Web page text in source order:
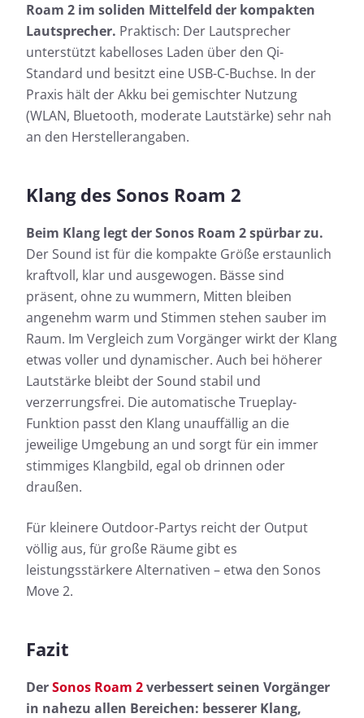
Roam 2 im soliden Mittelfeld der kompakten
Lautsprecher. Praktisch: Der Lautsprecher
unterstützt kabelloses Laden über den Qi-
Standard und besitzt eine USB-C-Buchse. In der
Praxis hält der Akku bei gemischter Nutzung
(WLAN, Bluetooth, moderate Lautstärke) sehr nah
an den Herstellerangaben.
Klang des Sonos Roam 2
Beim Klang legt der Sonos Roam 2 spürbar zu.
Der Sound ist für die kompakte Größe erstaunlich
kraftvoll, klar und ausgewogen. Bässe sind
präsent, ohne zu wummern, Mitten bleiben
angenehm warm und Stimmen stehen sauber im
Raum. Im Vergleich zum Vorgänger wirkt der Klang
etwas voller und dynamischer. Auch bei höherer
Lautstärke bleibt der Sound stabil und
verzerrungsfrei. Die automatische Trueplay-
Funktion passt den Klang unauffällig an die
jeweilige Umgebung an und sorgt für ein immer
stimmiges Klangbild, egal ob drinnen oder
draußen.
Für kleinere Outdoor-Partys reicht der Output
völlig aus, für große Räume gibt es
leistungsstärkere Alternativen – etwa den Sonos
Move 2.
Fazit
DerSonos Roam 2verbessert seinen Vorgänger
in nahezu allen Bereichen: besserer Klang,